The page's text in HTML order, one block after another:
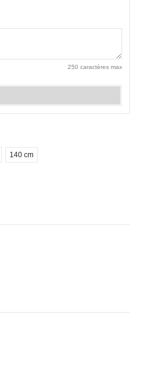
250 caractères max
140 cm